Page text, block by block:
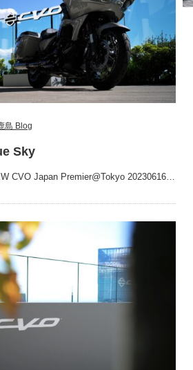
島 Blog
Sky
CVO Japan Premier@Tokyo 20230616…